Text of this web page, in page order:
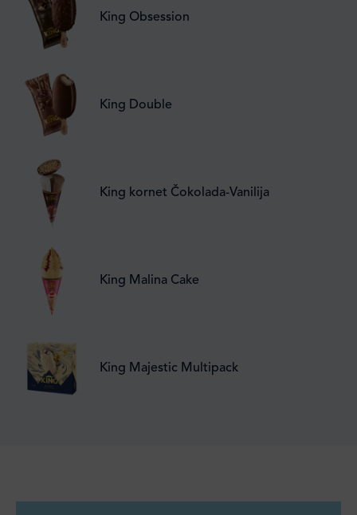
King Obsession
King Double
King kornet Čokolada-Vanilija
King Malina Cake
King Majestic Multipack